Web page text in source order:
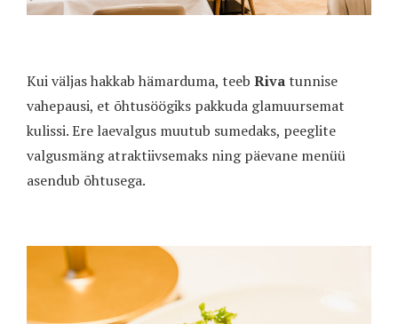
Kui väljas hakkab hämarduma, teeb Rivatunnise
vahepausi, et õhtusöögiks pakkuda glamuursemat
kulissi. Ere laevalgus muutub sumedaks, peeglite
valgusmäng atraktiivsemaks ning päevane menüü
asendub õhtusega.